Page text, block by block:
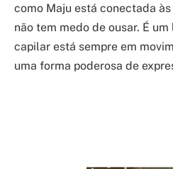
como Maju está conectada
não tem medo de ousar. É
capilar está sempre em
uma forma poderosa de